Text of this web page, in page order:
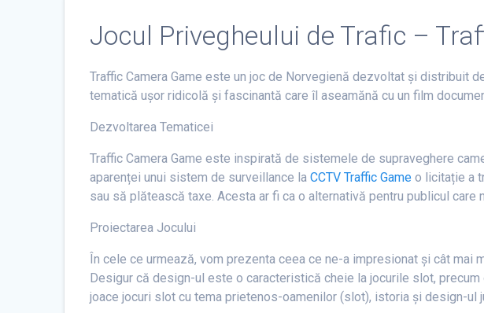
Jocul Privegheului de Trafic –
Traffic Camera Game este un joc de Norvegienă dezvoltat și distribuit
tematică ușor ridicolă și fascinantă care îl aseamănă cu un film
Dezvoltarea Tematicei
Traffic Camera Game este inspirată de sistemele de supraveghere
aparenței unui sistem de surveillance laCCTV Traffic Game o licitație a
sau să plătească taxe. Acesta ar fi ca o alternativă pentru publicul care
Proiectarea Jocului
În cele ce urmează, vom prezenta ceea ce ne-a impresionat și cât
Desigur că design-ul este o caracteristică cheie la jocurile slot,
joace jocuri slot cu tema prietenos-oamenilor (slot), istoria și design-ul